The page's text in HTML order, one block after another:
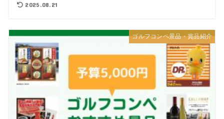
2025.08.21
ゴルフコンペ景品・賞品紹介